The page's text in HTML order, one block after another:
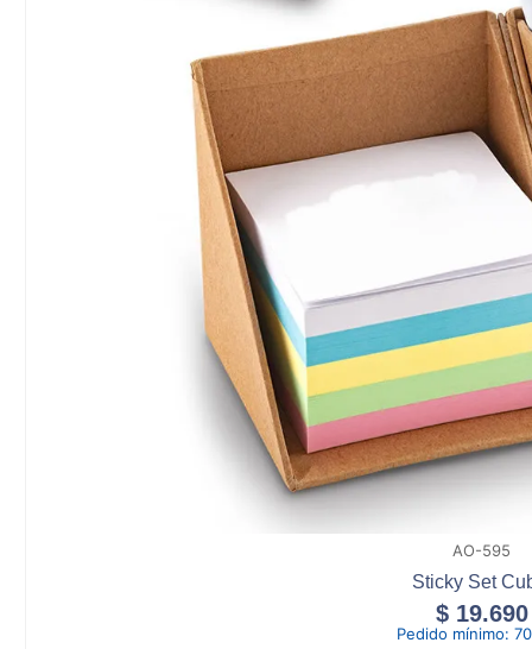
AO-595
Sticky Set
$19.690
Pedido mínimo: